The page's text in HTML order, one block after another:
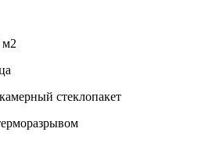
м2
стеклопакет